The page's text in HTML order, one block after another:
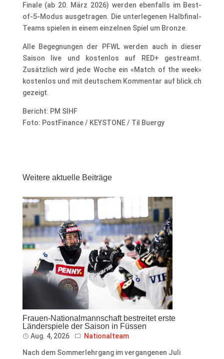
Finale (ab 20. März 2026) werden ebenfalls im Best-
of-5-Modus ausgetragen. Die unterlegenen Halbfinal-
Teams spielen in einem einzelnen Spiel um Bronze.
Alle Begegnungen der PFWL werden auch in dieser
Saison live und kostenlos auf RED+ gestreamt.
Zusätzlich wird jede Woche ein «Match of the week»
kostenlos und mit deutschem Kommentar auf blick.ch
gezeigt.
Bericht: PM SIHF
Foto: PostFinance / KEYSTONE / Til Buergy
Weitere aktuelle Beiträge
Frauen-Nationalmannschaft bestreitet erste
Länderspiele der Saison in Füssen
Aug. 4, 2026 Nationalteam
Nach dem Sommerlehrgang im vergangenen Juli